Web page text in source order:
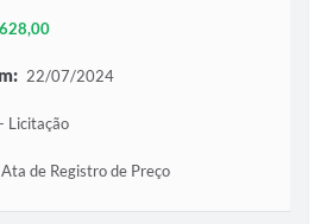
22/07/2024
Licitação
de Registro de Preço